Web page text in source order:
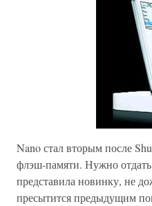
Nano стал вторым после
флэш-памяти. Нужно
представила новинку, не
пресытится предыдущим